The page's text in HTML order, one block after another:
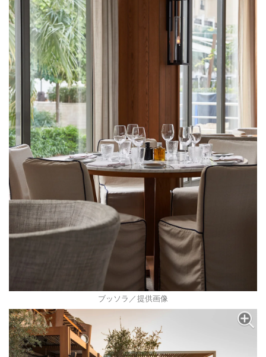
ブッソラ／提供画像